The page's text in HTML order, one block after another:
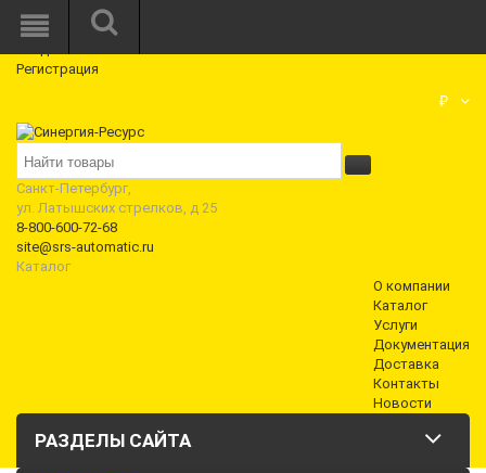
Режим работы: Пн—Пт: 10:00—18:00
Регистрация
₽
Санкт-Петербург,
ул. Латышских стрелков, д 25
8-800-600-72-68
site@srs-automatic.ru
Каталог
О компании
Каталог
Услуги
Документация
Доставка
Контакты
Новости
РАЗДЕЛЫ САЙТА